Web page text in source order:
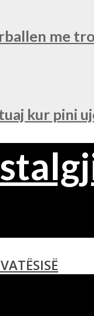
me
kur pini